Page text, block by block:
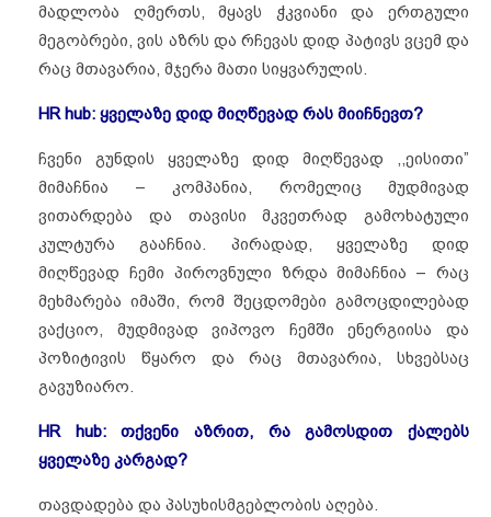
მადლობა ღმერთს, მყავს ჭკვიანი და ერთგული
მეგობრები, ვის აზრს და რჩევას დიდ პატივს ვცემ და
რაც მთავარია, მჯერა მათი სიყვარულის.
HR hub: ყველაზე დიდ მიღწევად რას მიიჩნევთ?
ჩვენი გუნდის ყველაზე დიდ მიღწევად ,,ეისითი”
მიმაჩნია – კომპანია, რომელიც მუდმივად
ვითარდება და თავისი მკვეთრად გამოხატული
კულტურა გააჩნია. პირადად, ყველაზე დიდ
მიღწევად ჩემი პიროვნული ზრდა მიმაჩნია – რაც
მეხმარება იმაში, რომ შეცდომები გამოცდილებად
ვაქციო, მუდმივად ვიპოვო ჩემში ენერგიისა და
პოზიტივის წყარო და რაც მთავარია, სხვებსაც
გავუზიარო.
HR hub: თქვენი აზრით, რა გამოსდით ქალებს
ყველაზე კარგად?
თავდადება და პასუხისმგებლობის აღება.